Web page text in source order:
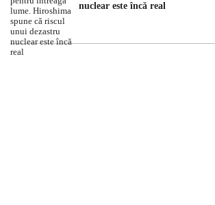
nuclear este încă real